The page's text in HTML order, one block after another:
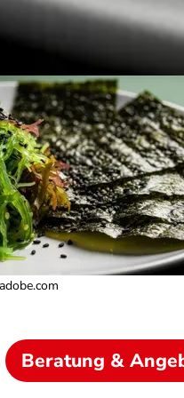
Beratung &